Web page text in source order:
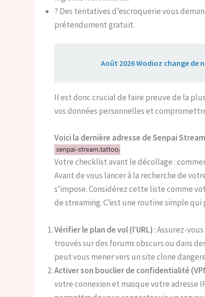
? Des tentatives d’escroquerie vous
prétendument gratuit.
Août 2026 Wodioz change de
Il est donc crucial de faire preuve de la
vos données personnelles et
Voici la dernière adresse de Senpai
Votre checklist avant le décollage :
Avant de vous lancer à la recherche de
s’impose. Considérez cette liste comme
de streaming. C’est une routine simple
Vérifier le plan de vol (l’URL): Assurez-
trouvés sur des forums obscurs ou dans
peut vous mener vers un site clone
Activer son bouclier de confidentialité
votre connexion et masque votre adresse